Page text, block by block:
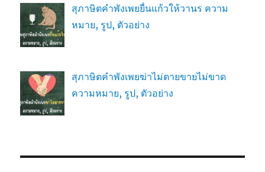
สุภาษิตคำพังเพยยื่นแก้วให้วานร ความ
หมาย, รูป, ตัวอย่าง
สุภาษิตคำพังเพยฆ่าไม่ตายขายไม่ขาด
ความหมาย, รูป, ตัวอย่าง